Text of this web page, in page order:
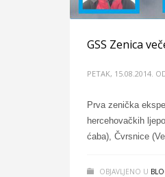
GSS Zenica
PETAK, 15.08.2014.
Prva zenička
hercehovačkih
ćaba), Čvrsnice
OBJAVLJENO U